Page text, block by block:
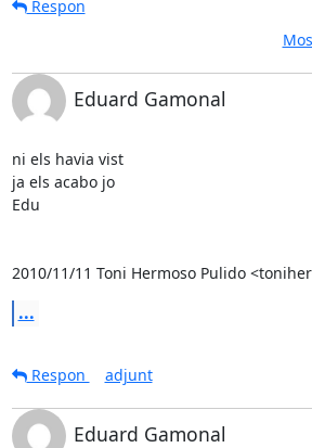
Respon
Eduard Gamonal
ni els havia vist
ja els acabo jo
Edu
2010/11/11 Toni Hermoso Pulido
...
Respon
adjunt
Eduard Gamonal